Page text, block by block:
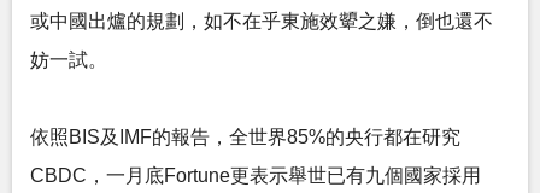
或中國出爐的規劃，如不在乎東施效顰之嫌，倒也還不
妨一試。
依照BIS及IMF的報告，全世界85%的央行都在研究
CBDC，一月底Fortune更表示舉世已有九個國家採用